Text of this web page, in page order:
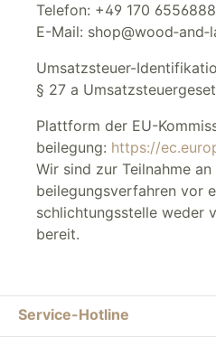
Telefon: +49 170 6556888
E-Mail:
Umsatzsteuer-
§ 27 a
Plattform der EU-
beilegung: https://
Wir sind zur Teilnahme
beilegungs­verfahren vor
schlichtungs­stelle weder
bereit.
Service-Hotline